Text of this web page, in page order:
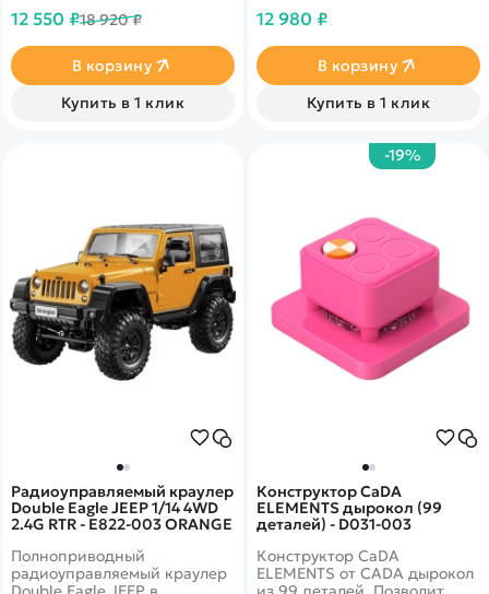
2000mAh аккумулятор.
колеса. Автомобиль снабжен
полным приводом 4WD и
специальными колесами.
Кузов WRX STI
12 550 ₽18 920 ₽
В корзину
Купить в 1 клик
136161JL/R62125-3 - это
полноприводная машина
для трофи.
12 980 ₽
В корзину
Купить в 1 клик
Радиоуправляемый краулер
Double Eagle JEEP 1/14 4WD
2.4G RTR - E822-003 ORANGE
Полноприводный
радиоуправляемый краулер
-19%
Конструктор CaDA
ELEMENTS дырокол (99
деталей) - D031-003
Конструктор CaDA
ELEMENTS от CADA дырокол